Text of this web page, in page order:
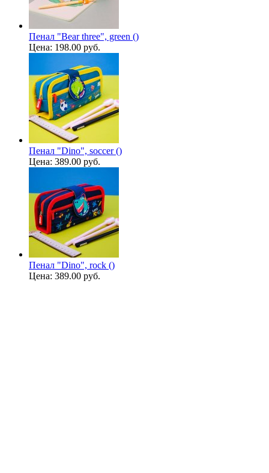
Пенал "Bear three", green ()
Цена: 198.00 руб.
Пенал "Dino", soccer ()
Цена: 389.00 руб.
Пенал "Dino", rock ()
Цена: 389.00 руб.